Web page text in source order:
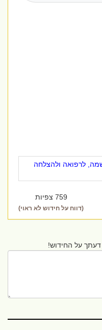
לרפואה ולהצלחה
759 צפיות
(דווח על חידוש לא ראוי)
על החידוש!